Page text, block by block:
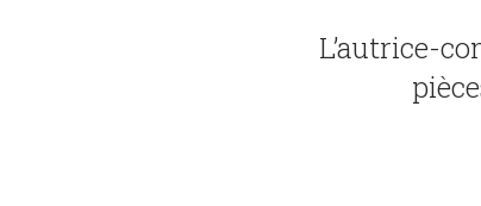
L’autrice-